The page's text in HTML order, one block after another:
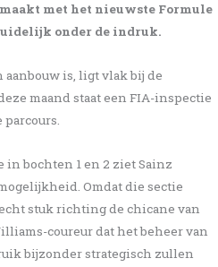
met het nieuwste Formule
onder de indruk.
is, ligt vlak bij de
maand staat een FIA-inspectie
bochten 1 en 2 ziet Sainz
Omdat die sectie
stuk richting de chicane van
coureur dat het beheer van
bijzonder strategisch zullen